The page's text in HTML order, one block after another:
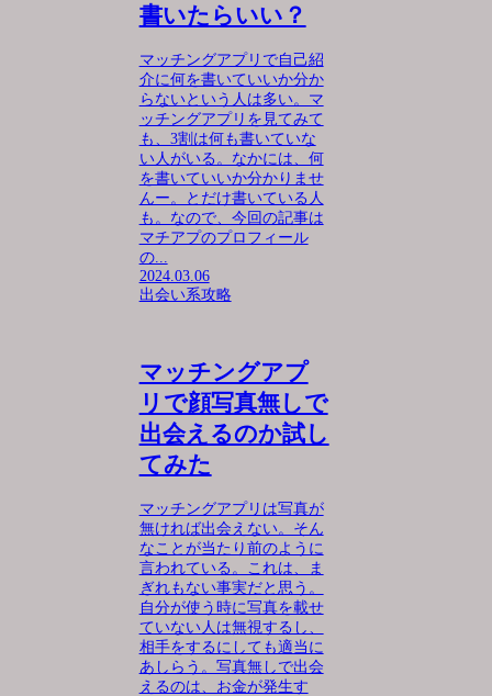
書いたらいい？
マッチングアプリで自己紹
介に何を書いていいか分か
らないという人は多い。マ
ッチングアプリを見てみて
も、3割は何も書いていな
い人がいる。なかには、何
を書いていいか分かりませ
んー。とだけ書いている人
も。なので、今回の記事は
マチアプのプロフィール
の...
2024.03.06
出会い系攻略
マッチングアプ
リで顔写真無しで
出会えるのか試し
てみた
マッチングアプリは写真が
無ければ出会えない。そん
なことが当たり前のように
言われている。これは、ま
ぎれもない事実だと思う。
自分が使う時に写真を載せ
ていない人は無視するし、
相手をするにしても適当に
あしらう。写真無しで出会
えるのは、お金が発生す